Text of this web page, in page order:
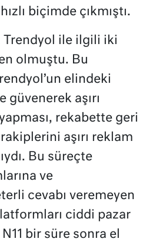
biçimde çıkmıştı.
Trendyol ile ilgili iki
olmuştu. Bu
elindeki
güvenerek aşırı
rekabette geri
aşırı reklam
Bu süreçte
ve
cevabı veremeyen
ciddi pazar
N11 bir süre sonra el